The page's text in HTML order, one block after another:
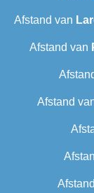
Afstand van
Afstand van
Afstand